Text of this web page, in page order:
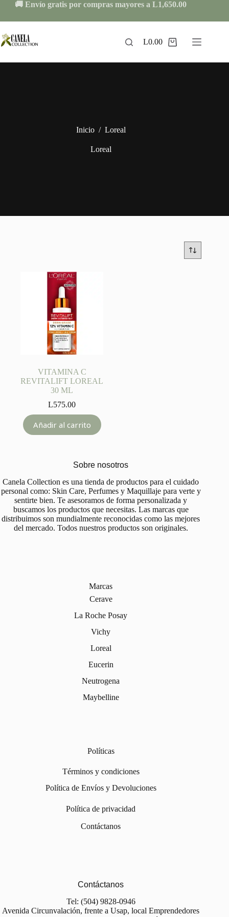
content
🚚 Envío gratis por compras mayores a L1,650.00
Shopping
L0.00
Inicio / Loreal
Loreal
VITAMINA C
REVITALIFT LOREAL
30 ML
L575.00
Añadir al carrito
Sobre nosotros
Canela Collection es una tienda de productos para el cuidado
personal como: Skin Care, Perfumes y Maquillaje para verte y
sentirte bien. Te asesoramos de forma personalizada y
buscamos los productos que necesitas. Las marcas que
distribuimos son mundialmente reconocidas como las mejores
del mercado. Todos nuestros productos son originales.
Marcas
Cerave
La Roche Posay
Vichy
Loreal
Eucerin
Neutrogena
Maybelline
Políticas
Términos y condiciones
Política de Envíos y Devoluciones
Política de privacidad
Contáctanos
Contáctanos
Tel: (504) 9828-0946
Avenida Circunvalación, frente a Usap, local Emprendedores